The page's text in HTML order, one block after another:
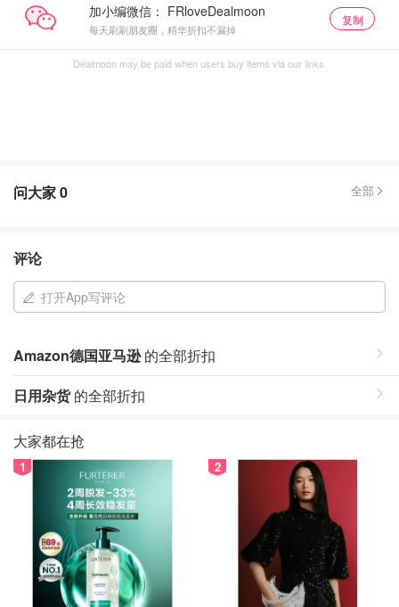
加小编微信：
每天刷刷朋友圈，精华折扣不漏掉
复制
Dealmoon may be paid when users buy items via our links.
问大家0 全部
评论
打开App写评论
Amazon德国亚马逊的全部折扣
日用杂货的全部折扣
大家都在抢
1 2